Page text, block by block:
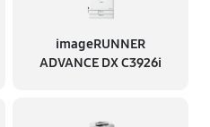
imageRUNNER
ADVANCE DX C3926i